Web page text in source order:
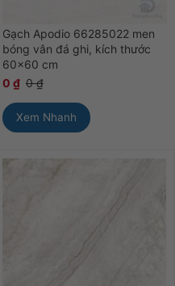
Gạch Apodio 66285022 men
bóng vân đá ghi, kích thước
60×60 cm
0 ₫ 0₫
Xem Nhanh